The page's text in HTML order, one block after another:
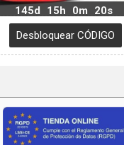
145d 15h 0m 19s